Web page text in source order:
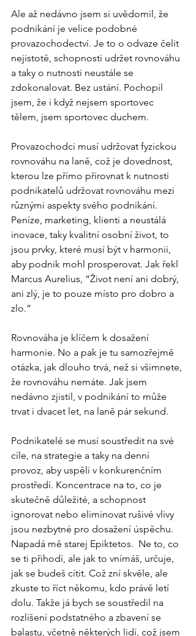
Ale až nedávno jsem si uvědomil, že
podnikání je velice podobné
provazochodectví. Je to o odvaze čelit
nejistotě, schopnosti udržet rovnováhu
a taky o nutnosti neustále se
zdokonalovat. Bez ustání. Pochopil
jsem, že i když nejsem sportovec
tělem, jsem sportovec duchem.
Provazochodci musí udržovat fyzickou
rovnováhu na laně, což je dovednost,
kterou lze přímo přirovnat k nutnosti
podnikatelů udržovat rovnováhu mezi
různými aspekty svého podnikání.
Peníze, marketing, klienti a neustálá
inovace, taky kvalitní osobní život, to
jsou prvky, které musí být v harmonii,
aby podnik mohl prosperovat. Jak řekl
Marcus Aurelius, “Život není ani dobrý,
ani zlý, je to pouze místo pro dobro a
zlo.”
Rovnováha je klíčem k dosažení
harmonie. No a pak je tu samozřejmě
otázka, jak dlouho trvá, než si všimnete,
že rovnováhu nemáte. Jak jsem
nedávno zjistil, v podnikání to může
trvat i dvacet let, na laně pár sekund.
Podnikatelé se musí soustředit na své
cíle, na strategie a taky na denní
provoz, aby uspěli v konkurenčním
prostředí. Koncentrace na to, co je
skutečně důležité, a schopnost
ignorovat nebo eliminovat rušivé vlivy
jsou nezbytné pro dosažení úspěchu.
Napadá mě starej Epiktetos.  Ne to, co
se ti přihodí, ale jak to vnímáš, určuje,
jak se budeš cítit. Což zní skvěle, ale
zkuste to říct někomu, kdo právě letí
dolu. Takže já bych se soustředil na
rozlišení podstatného a zbavení se
balastu, včetně některých lidí, což jsem